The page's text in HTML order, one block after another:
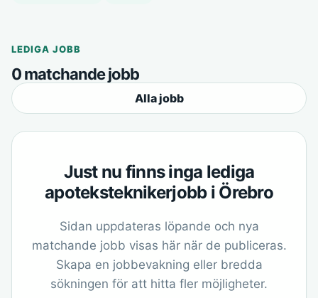
LEDIGA JOBB
0 matchande jobb
Alla jobb
Just nu finns inga lediga
apoteksteknikerjobb i Örebro
Sidan uppdateras löpande och nya
matchande jobb visas här när de publiceras.
Skapa en jobbevakning eller bredda
sökningen för att hitta fler möjligheter.